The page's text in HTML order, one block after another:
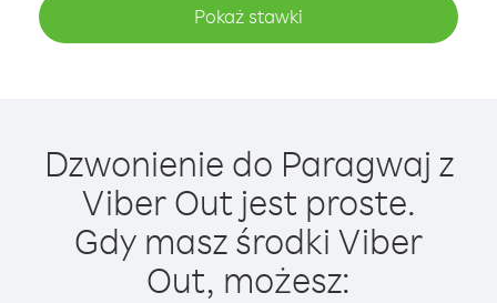
Pokaż stawki
Dzwonienie do Paragwaj z
Viber Out jest proste.
Gdy masz środki Viber
Out, możesz: